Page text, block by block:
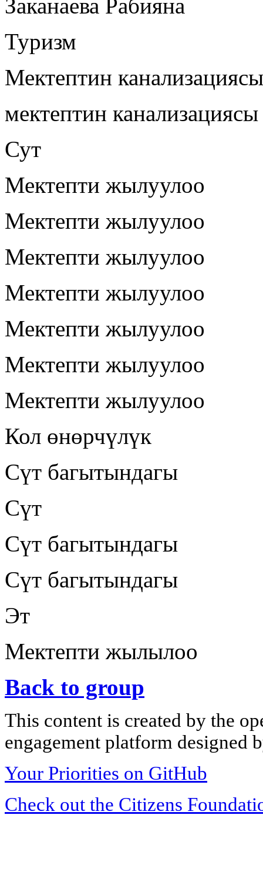
Заканаева Рабияна
Туризм
Мектептин канализациясы
мектептин канализациясы
Сут
Мектепти жылуулоо
Мектепти жылуулоо
Мектепти жылуулоо
Мектепти жылуулоо
Мектепти жылуулоо
Мектепти жылуулоо
Мектепти жылуулоо
Кол өнөрчүлүк
Сүт багытындагы
Сүт
Сүт багытындагы
Сүт багытындагы
Эт
Мектепти жылылоо
Back to group
This content is created by the
engagement platform designed
Your Priorities on GitHub
Check out the Citizens